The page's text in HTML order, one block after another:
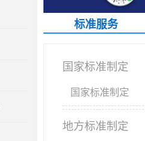
标准服务
国家标准制定
国家标准制定
地方标准制定